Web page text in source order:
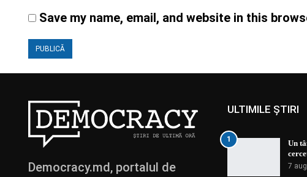
Save my name, email, and website in this
Democracy.md, portalul de
ULTIMILE ȘTIRI
1
Un
7